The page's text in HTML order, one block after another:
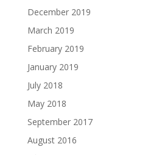
December 2019
March 2019
February 2019
January 2019
July 2018
May 2018
September 2017
August 2016